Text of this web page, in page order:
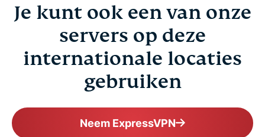
Je kunt ook een van onze
servers op deze
internationale locaties
gebruiken
Neem ExpressVPN